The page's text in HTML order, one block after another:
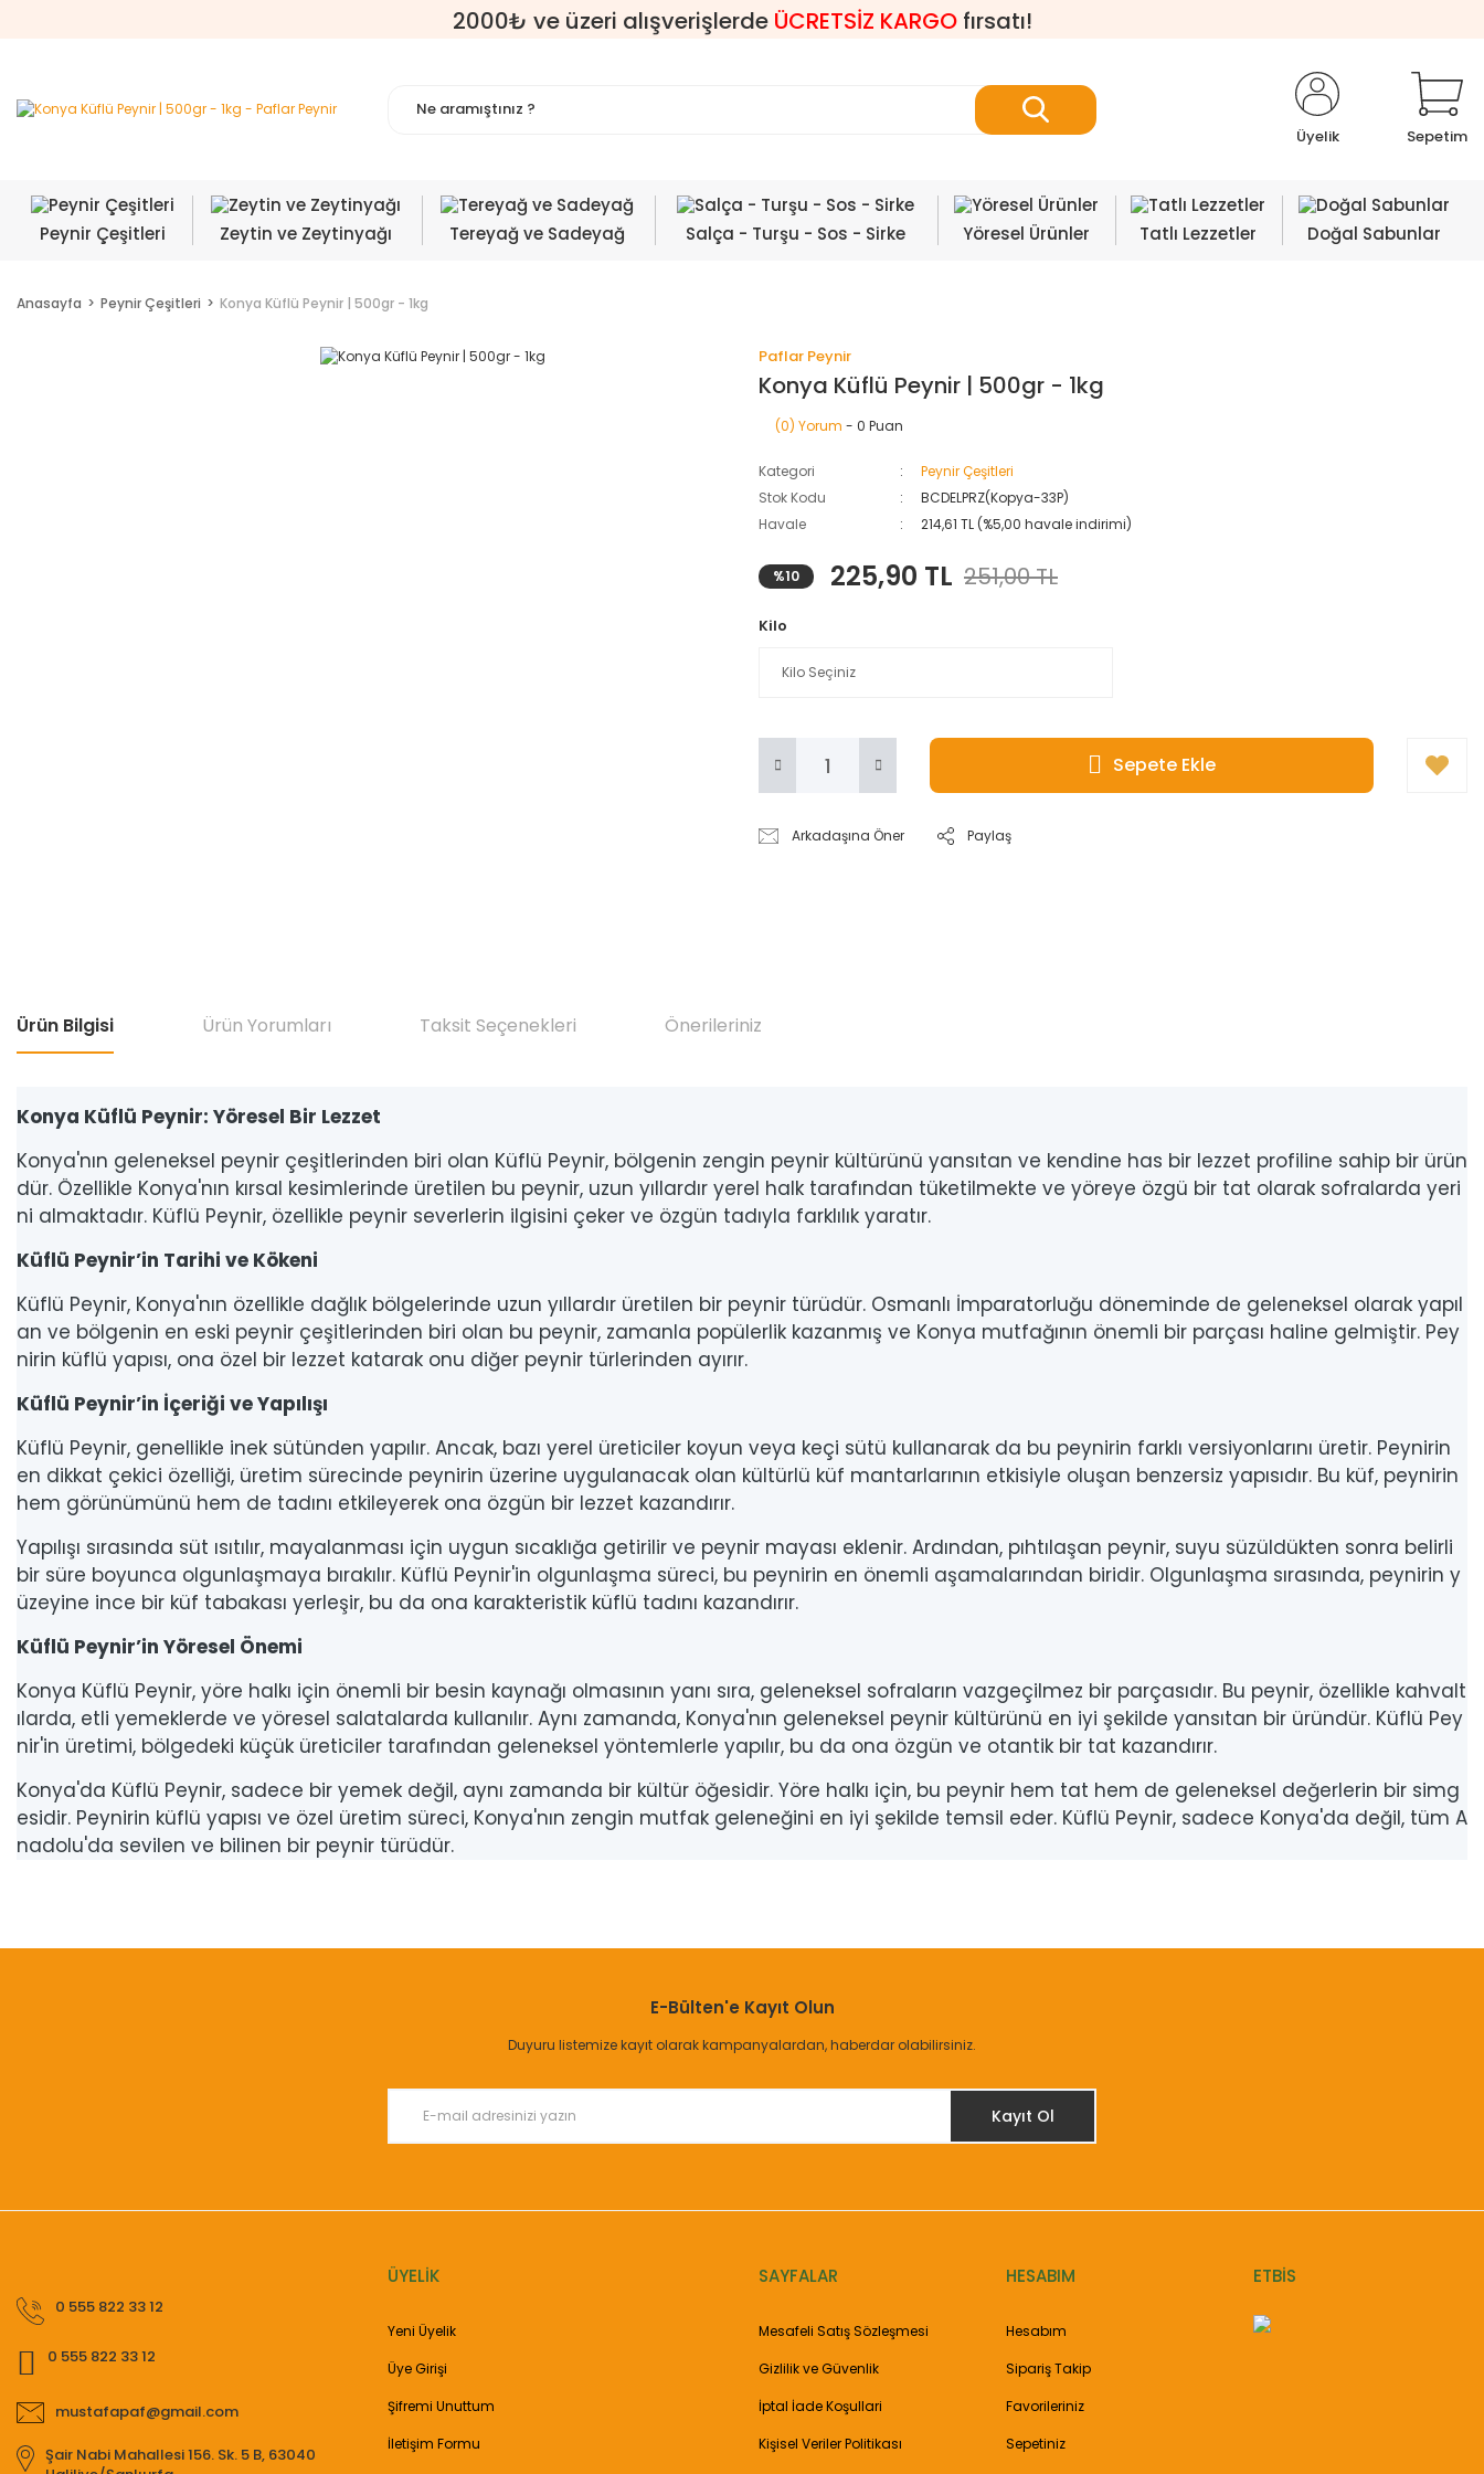
2000₺ ve üzeri alışverişlerde ÜCRETSİZ KARGOfırsatı!
Üyelik Sepetim
Peynir Çeşitleri Zeytin ve Zeytinyağı Tereyağ ve Sadeyağ Salça - Turşu - Sos - Sirke Yöresel Ürünler Tatlı Lezzetler Doğal Sabunlar
Anasayfa Peynir Çeşitleri Konya Küflü Peynir | 500gr - 1kg
Paflar Peynir
Konya Küflü Peynir | 500gr - 1kg
(0) Yorum - 0 Puan
Kategori
Peynir Çeşitleri
Stok Kodu
BCDELPRZ(Kopya-33P)
Havale
214,61 TL (%5,00 havale indirimi)
%10 225,90 TL 251,00 TL
Kilo
Sepete Ekle
Arkadaşına Öner Paylaş
Ürün Bilgisi Ürün Yorumları Taksit Seçenekleri Önerileriniz
Konya Küflü Peynir: Yöresel Bir Lezzet
Konya'nın geleneksel peynir çeşitlerinden biri olan Küflü Peynir, bölgenin zengin peynir kültürünü yansıtan ve kendine has bir lezzet profiline sahip bir ürün
dür. Özellikle Konya'nın kırsal kesimlerinde üretilen bu peynir, uzun yıllardır yerel halk tarafından tüketilmekte ve yöreye özgü bir tat olarak sofralarda yeri
ni almaktadır. Küflü Peynir, özellikle peynir severlerin ilgisini çeker ve özgün tadıyla farklılık yaratır.
Küflü Peynir’in Tarihi ve Kökeni
Küflü Peynir, Konya'nın özellikle dağlık bölgelerinde uzun yıllardır üretilen bir peynir türüdür. Osmanlı İmparatorluğu döneminde de geleneksel olarak yapıl
an ve bölgenin en eski peynir çeşitlerinden biri olan bu peynir, zamanla popülerlik kazanmış ve Konya mutfağının önemli bir parçası haline gelmiştir. Pey
nirin küflü yapısı, ona özel bir lezzet katarak onu diğer peynir türlerinden ayırır.
Küflü Peynir’in İçeriği ve Yapılışı
Küflü Peynir, genellikle inek sütünden yapılır. Ancak, bazı yerel üreticiler koyun veya keçi sütü kullanarak da bu peynirin farklı versiyonlarını üretir. Peynirin
en dikkat çekici özelliği, üretim sürecinde peynirin üzerine uygulanacak olan kültürlü küf mantarlarının etkisiyle oluşan benzersiz yapısıdır. Bu küf, peynirin
hem görünümünü hem de tadını etkileyerek ona özgün bir lezzet kazandırır.
Yapılışı sırasında süt ısıtılır, mayalanması için uygun sıcaklığa getirilir ve peynir mayası eklenir. Ardından, pıhtılaşan peynir, suyu süzüldükten sonra belirli
bir süre boyunca olgunlaşmaya bırakılır. Küflü Peynir'in olgunlaşma süreci, bu peynirin en önemli aşamalarından biridir. Olgunlaşma sırasında, peynirin y
üzeyine ince bir küf tabakası yerleşir, bu da ona karakteristik küflü tadını kazandırır.
Küflü Peynir’in Yöresel Önemi
Konya Küflü Peynir, yöre halkı için önemli bir besin kaynağı olmasının yanı sıra, geleneksel sofraların vazgeçilmez bir parçasıdır. Bu peynir, özellikle kahvalt
ılarda, etli yemeklerde ve yöresel salatalarda kullanılır. Aynı zamanda, Konya'nın geleneksel peynir kültürünü en iyi şekilde yansıtan bir üründür. Küflü Pey
nir'in üretimi, bölgedeki küçük üreticiler tarafından geleneksel yöntemlerle yapılır, bu da ona özgün ve otantik bir tat kazandırır.
Konya'da Küflü Peynir, sadece bir yemek değil, aynı zamanda bir kültür öğesidir. Yöre halkı için, bu peynir hem tat hem de geleneksel değerlerin bir simg
esidir. Peynirin küflü yapısı ve özel üretim süreci, Konya'nın zengin mutfak geleneğini en iyi şekilde temsil eder. Küflü Peynir, sadece Konya'da değil, tüm A
nadolu'da sevilen ve bilinen bir peynir türüdür.
Yorum Yaz
Görüş ve önerileriniz için teşekkür ederiz.
Gönder
E-Bülten'e Kayıt Olun
Duyuru listemize kayıt olarak kampanyalardan, haberdar olabilirsiniz.
Kayıt Ol
0 555 822 33 12
0 555 822 33 12
mustafapaf@gmail.com
Şair Nabi Mahallesi 156. Sk. 5 B, 63040
ÜYELİK
Yeni Üyelik
Üye Girişi
Şifremi Unuttum
İletişim Formu
SAYFALAR
Mesafeli Satış Sözleşmesi
Gizlilik ve Güvenlik
İptal İade Koşullari
Kişisel Veriler Politikası
HESABIM
Hesabım
Sipariş Takip
Favorileriniz
Sepetiniz
ETBİS